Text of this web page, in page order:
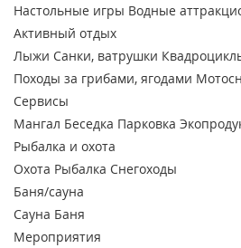
Настольные игры Водные
Активный отдых
Лыжи Санки, ватрушки
Походы за грибами, ягодами
Сервисы
Мангал Беседка Парковка
Рыбалка и охота
Охота Рыбалка Снегоходы
Баня/сауна
Сауна Баня
Мероприятия